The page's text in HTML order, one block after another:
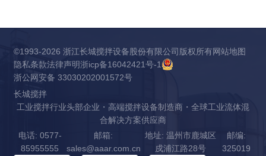
©1993-2026 浙江长城搅拌设备股份有限公司版权所有网站地图
隐私条款法律声明浙icp备16042421号-1
浙公网安备 33030202001572号
长城搅拌
工业搅拌行业头部企业・高端搅拌设备制造商・全球工业流体混
合解决方案供应商
电话: 0577-
85955555
邮箱:
sales@aaar.com.cn
地址: 温州市鹿城区
戍浦江路28号
邮编:
325019